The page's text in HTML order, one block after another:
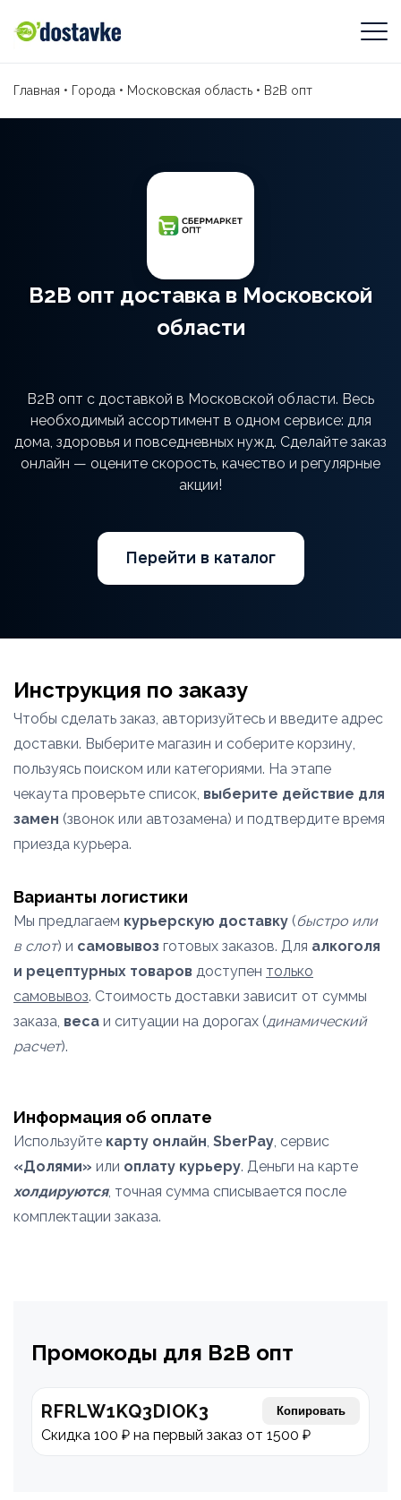
Главная • Города • Московская область • В2В опт
В2В опт доставка в Московской
области
В2В опт с доставкой в Московской области. Весь
необходимый ассортимент в одном сервисе: для
дома, здоровья и повседневных нужд. Сделайте заказ
онлайн — оцените скорость, качество и регулярные
акции!
Перейти в каталог
Инструкция по заказу
Чтобы сделать заказ, авторизуйтесь и введите адрес
доставки. Выберите магазин и соберите корзину,
пользуясь поиском или категориями. На этапе
чекаута проверьте список, выберите действие для
замен (звонок или автозамена) и подтвердите время
приезда курьера.
Варианты логистики
Мы предлагаем курьерскую доставку (быстро или
в слот) и самовывоз готовых заказов. Для алкоголя
и рецептурных товаров доступен только
самовывоз. Стоимость доставки зависит от суммы
заказа, веса и ситуации на дорогах (динамический
расчет).
Информация об оплате
Используйте карту онлайн, SberPay, сервис
«Долями» или оплату курьеру. Деньги на карте
холдируются, точная сумма списывается после
комплектации заказа.
Промокоды для В2В опт
RFRLW1KQ3DIOK3 Копировать
Скидка 100 ₽ на первый заказ от 1500 ₽